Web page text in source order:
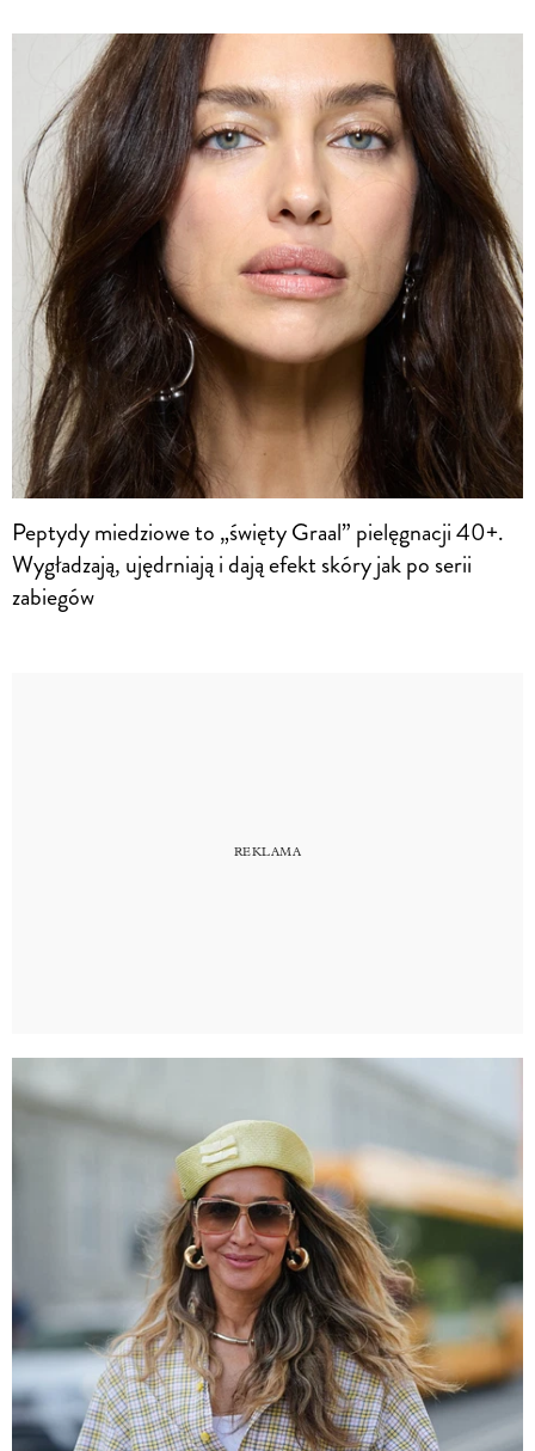
Peptydy miedziowe to „święty Graal” pielęgnacji 40+.
Wygładzają, ujędrniają i dają efekt skóry jak po serii
zabiegów